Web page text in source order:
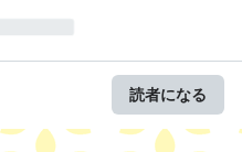
読者になる